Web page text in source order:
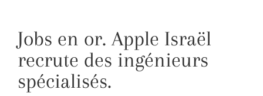
Jobs en or. Apple Israël
recrute des ingénieurs
spécialisés.